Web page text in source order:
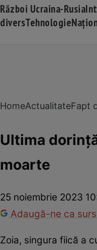
Război Ucraina-Rusia
diversTehnologie
HomeActualitateFapt
Ultima
moarte
25 noiembrie 2023
Adaugă-ne ca
Zoia, singura fiică a